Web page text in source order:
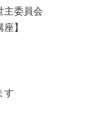
主委員会
】
す